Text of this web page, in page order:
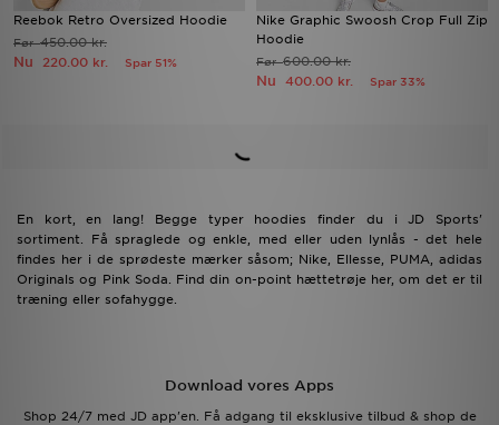
Reebok Retro Oversized Hoodie
Før450.00 kr.
Nu 220.00 kr. Spar 51%
Nike Graphic Swoosh Crop Full Zip
Hoodie
Før600.00 kr.
Nu 400.00 kr. Spar 33%
En kort, en lang! Begge typer hoodies finder du i JD Sports'
sortiment. Få spraglede og enkle, med eller uden lynlås - det hele
findes her i de sprødeste mærker såsom; Nike, Ellesse, PUMA, adidas
Originals og Pink Soda. Find din on-point hættetrøje her, om det er til
træning eller sofahygge.
Download vores Apps
Shop 24/7 med JD app'en. Få adgang til eksklusive tilbud & shop de